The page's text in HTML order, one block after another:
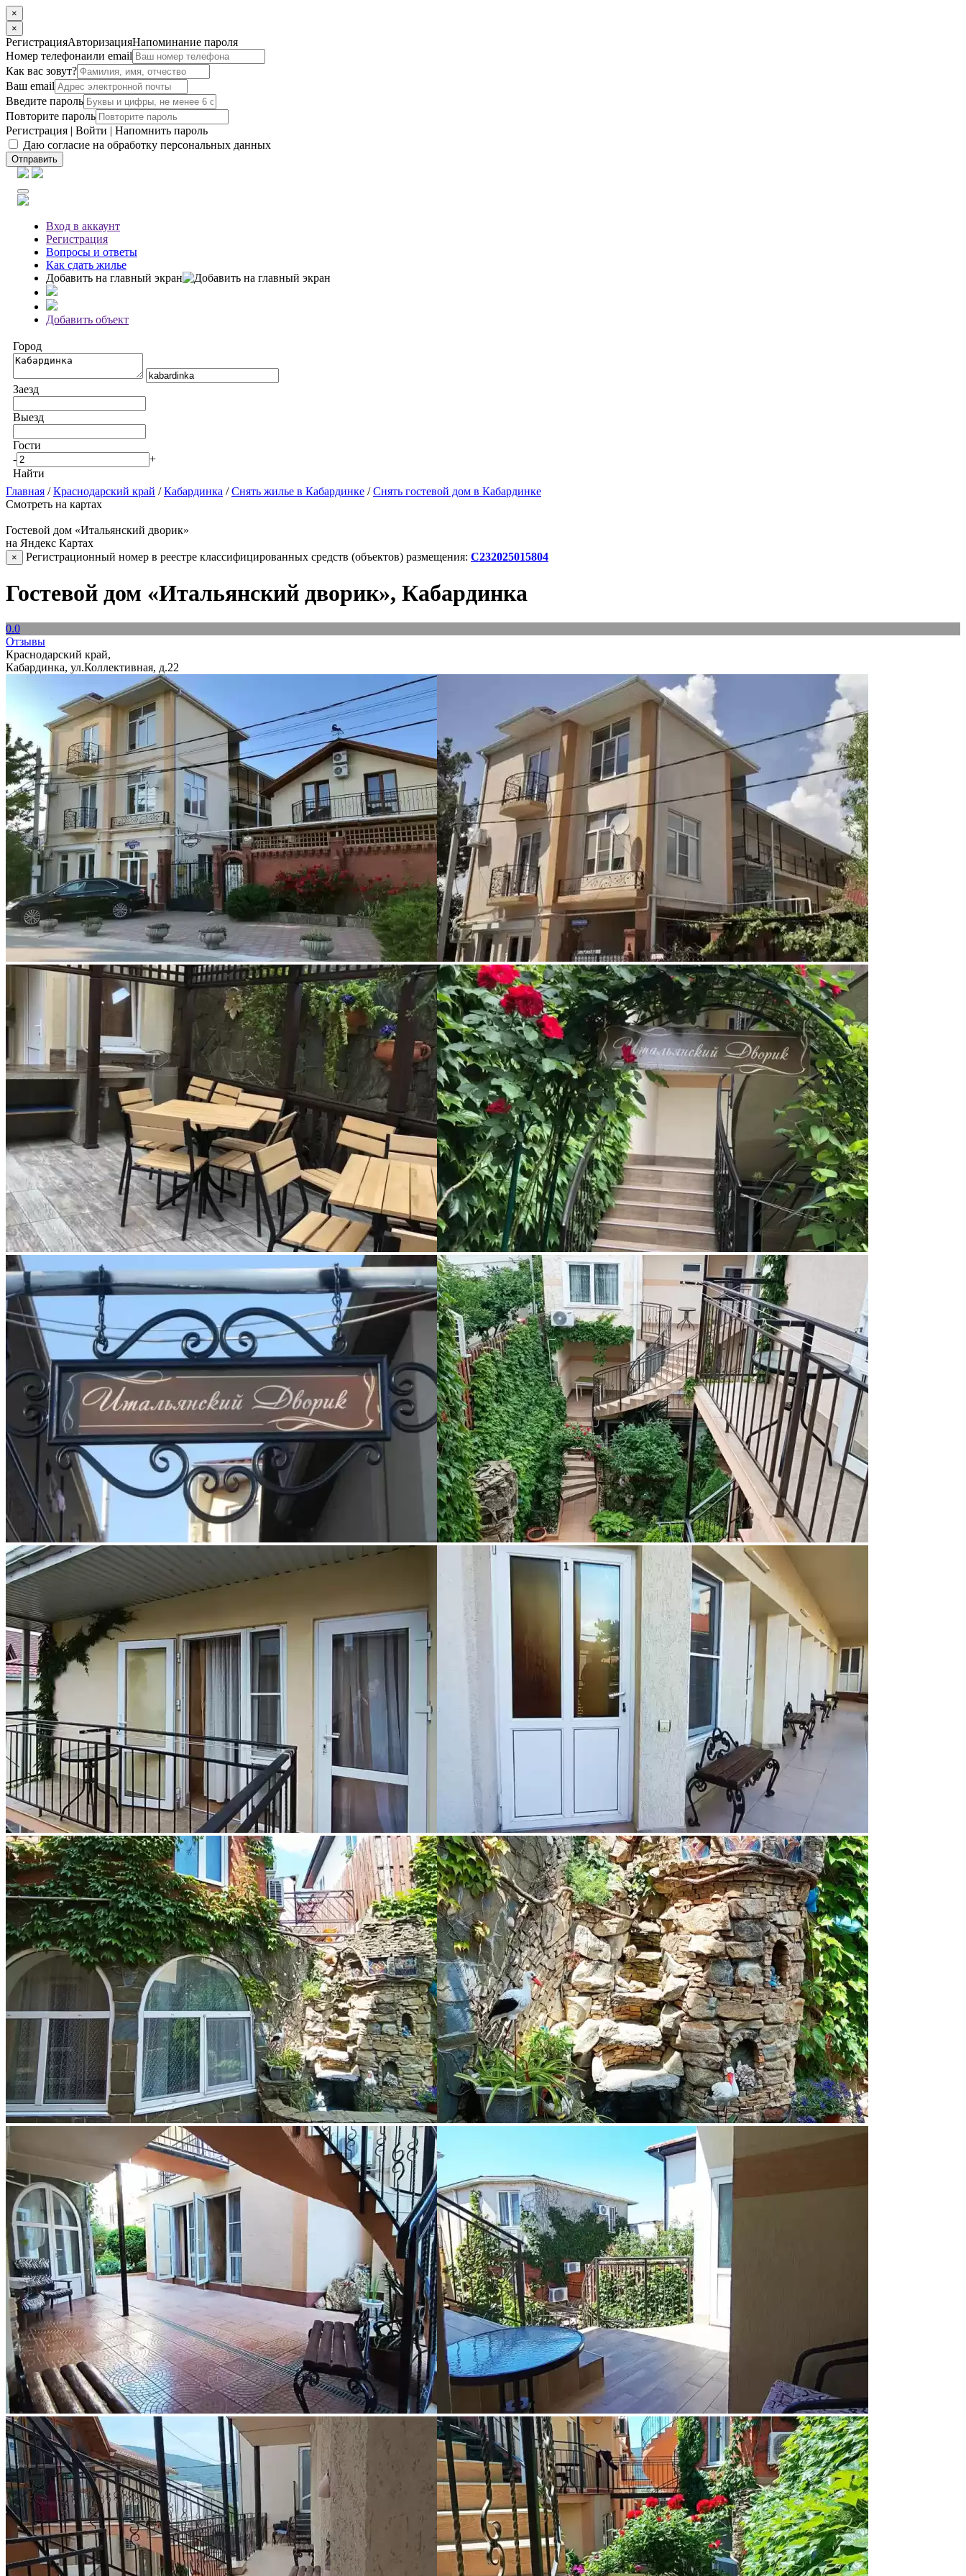
×
×
РегистрацияАвторизацияНапоминание пароля
Номер телефонаили email
Как вас зовут?
Ваш email
Введите пароль
Повторите пароль
Регистрация | Войти | Напомнить пароль
Даю согласие на обработку персональных данных
Отправить
Вход в аккаунт
Регистрация
Вопросы и ответы
Как сдать жилье
Добавить на главный экран
Добавить объект
Город
Заезд
Выезд
Гости
-
+
Найти
Главная /Краснодарский край /Кабардинка /Снять жилье в Кабардинке /Снять гостевой дом в Кабардинке
Смотреть на картах
Гостевой дом «Итальянский дворик»
на Яндекс Картах
× Регистрационный номер в реестре классифицированных средств (объектов) размещения: С232025015804
Гостевой дом «Итальянский дворик», Кабардинка
0.0
Отзывы
Краснодарский край,
Кабардинка, ул.Коллективная, д.22